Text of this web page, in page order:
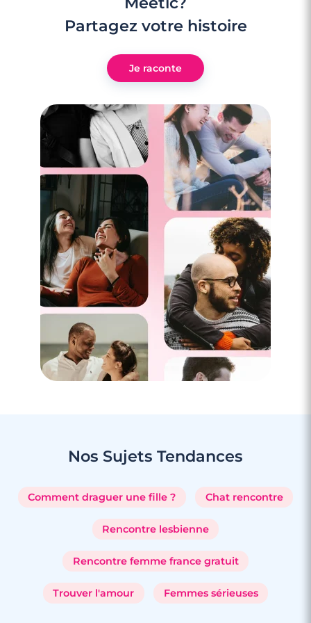
Décryptage SMS : « Bonne soirée, à la
prochaine » VS « Bonne soirée, à très vite »
Partagez votre histoire
Je raconte
Nos Sujets Tendances
Comment draguer une fille ? Chat rencontre
Rencontre lesbienne
Rencontre femme france gratuit
Trouver l'amour Femmes sérieuses